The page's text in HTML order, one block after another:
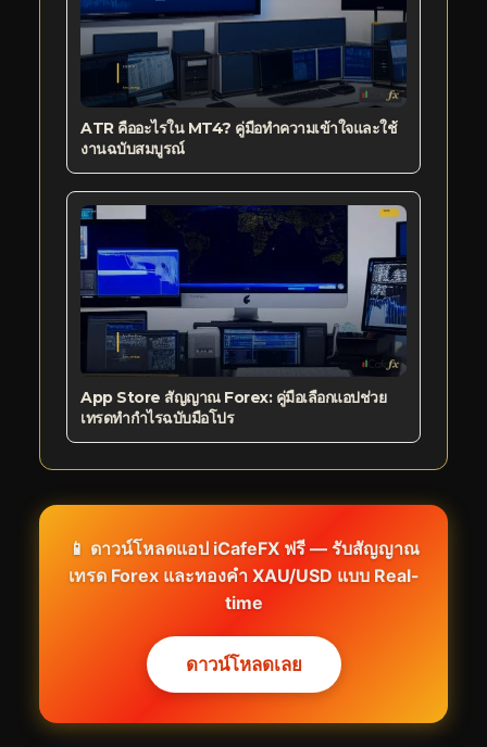
ATR คืออะไรใน MT4? คู่มือทำความเข้าใจและใช้
งานฉบับสมบูรณ์
App Store สัญญาณ Forex: คู่มือเลือกแอปช่วย
เทรดทำกำไรฉบับมือโปร
📱 ดาวน์โหลดแอป iCafeFX ฟรี — รับสัญญาณ
เทรด Forex และทองคำ XAU/USD แบบ Real-
time
ดาวน์โหลดเลย